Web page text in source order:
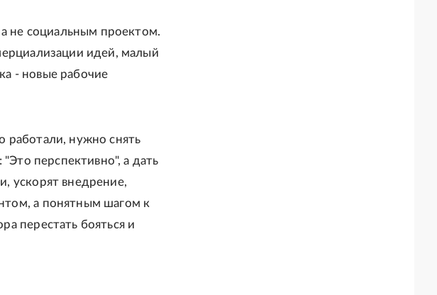
не социальным проектом.
идей, малый
- новые рабочие
работали, нужно снять
перспективно", а дать
ускорят внедрение,
а понятным шагом к
перестать бояться и